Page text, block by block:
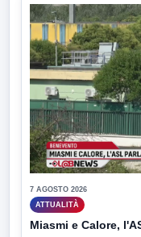
7 AGOSTO 2026
ATTUALITÀ
Miasmi e Calore,